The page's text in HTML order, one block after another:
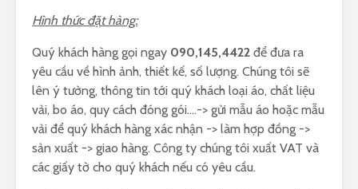
Hình thức đặt hàng:
Quý khách hàng gọi ngay 090,145,4422 để đưa ra
yêu cầu về hình ảnh, thiết kế, số lượng. Chúng tôi sẽ
lên ý tưởng, thông tin tới quý khách loại áo, chất liệu
vải, bo áo, quy cách đóng gói….-> gửi mẫu áo hoặc mẫu
vải để quý khách hàng xác nhận -> làm hợp đồng ->
sản xuất -> giao hàng. Công ty chúng tôi xuất VAT và
các giấy tờ cho quý khách nếu có yêu cầu.